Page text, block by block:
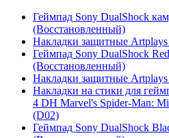
Геймпад Sony DualShock
(Восстановленный)
Накладки защитные
Геймпад Sony DualShock
(Восстановленный)
Накладки защитные
Накладки на стики для
4 DH Marvel's Spider-Man:
(D02)
Геймпад Sony DualShock